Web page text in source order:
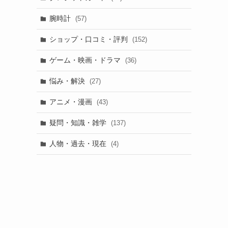
腕時計 (57)
ショップ・口コミ・評判 (152)
ゲーム・映画・ドラマ (36)
悩み・解決 (27)
アニメ・漫画 (43)
疑問・知識・雑学 (137)
人物・過去・現在 (4)